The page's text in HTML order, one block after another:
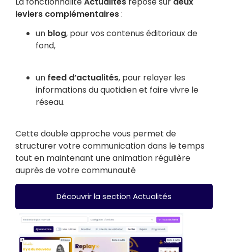
leviers complémentaires:
un blog, pour vos contenus éditoriaux de
fond,
un feed d’actualités, pour relayer les
informations du quotidien et faire vivre le
réseau.
Cette double approche vous permet de
structurer votre communication dans le temps
tout en maintenant une animation régulière
auprès de votre communauté
Découvrir la section Actualités